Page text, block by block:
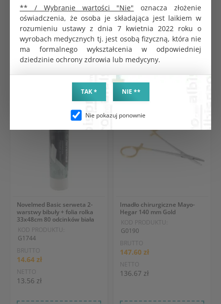
** / Wybranie wartości "Nie" oznacza złożenie
oświadczenia, że osoba je składająca jest laikiem w
rozumieniu ustawy z dnia 7 kwietnia 2022 roku o
wyrobach medycznych tj. jest osobą fizyczną, która nie
ma formalnego wykształcenia w odpowiedniej
dziedzinie ochrony zdrowia lub medycyny.
TAK * NIE **
Nie pokazuj ponownie
czerwonym. Wiadro. Pojemność 2 l. Wysokie.
Novelmed Basic serweta 2-
warstwy bibuły + folia rolka
33x48cm 80 odcinków biała
KOD PRODUKTU:
G1744
BRUTTO
14.64 zł
NETTO
13.56 zł
Imadło chirurgiczne Mayo-
Hegar 140 mm Gold
KOD PRODUKTU:
G0190
BRUTTO
147.60 zł
NETTO
136.67 zł